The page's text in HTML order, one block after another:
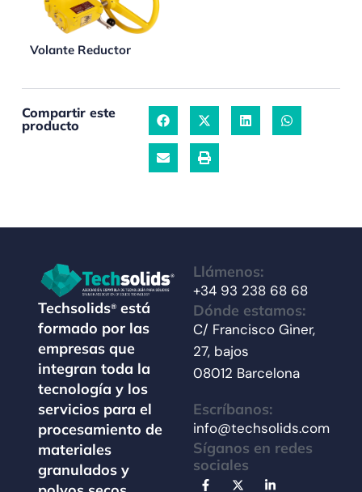
Volante Reductor
Compartir este
producto
Techsolids®está
formado por las
empresas que
integran toda la
tecnología y los
servicios para el
procesamiento de
materiales
granulados y
Llámenos:
+34 93 238 68 68
Dónde estamos:
C/ Francisco Giner,
27, bajos
08012 Barcelona
Escríbanos:
info@techsolids.com
Síganos en redes
sociales